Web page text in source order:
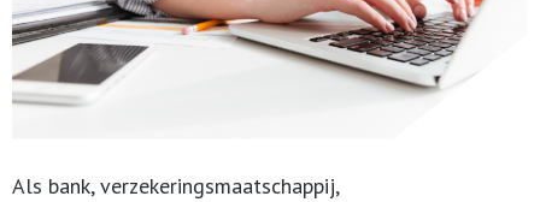
Als bank, verzekeringsmaatschappij,